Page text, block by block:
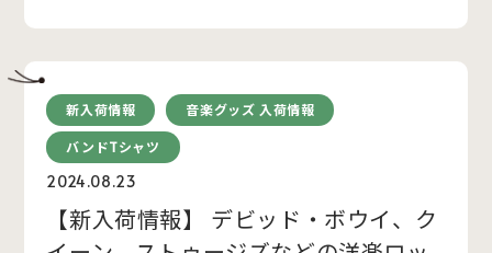
新入荷情報 音楽グッズ 入荷情報
バンドTシャツ
2024.08.23
【新入荷情報】 デビッド・ボウイ、ク